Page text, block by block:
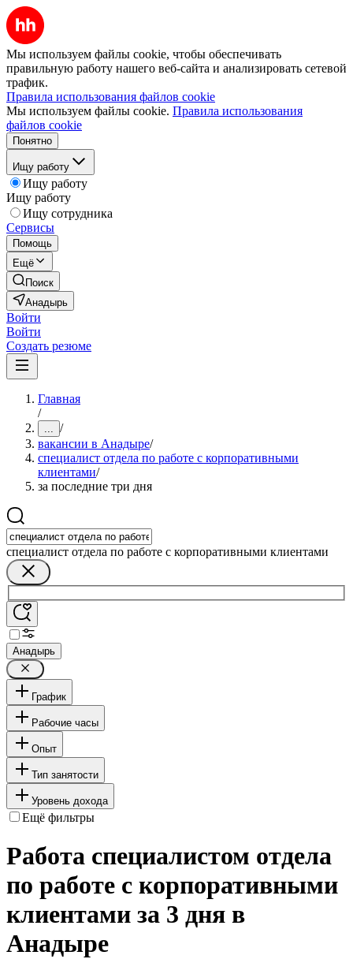
Мы используем файлы cookie, чтобы обеспечивать
правильную работу нашего веб-сайта и анализировать сетевой
трафик.
Правила использования файлов cookie
Мы используем файлы cookie. Правила использования
файлов cookie
Понятно
Ищу работу
Ищу работу
Ищу работу
Ищу сотрудника
Сервисы
Помощь
Ещё
Поиск
Анадырь
Войти
Войти
Создать резюме
Главная
/
... /
вакансии в Анадыре/
специалист отдела по работе с корпоративными
клиентами/
за последние три дня
специалист отдела по работе с корпоративными клиентами
Анадырь
График
Рабочие часы
Опыт
Тип занятости
Уровень дохода
Ещё фильтры
Работа специалистом отдела
по работе с корпоративными
клиентами за 3 дня в
Анадыре